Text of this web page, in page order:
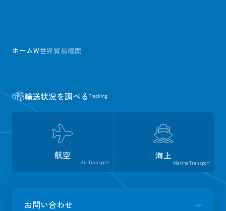
ホームW世界貿易機関
輸送状況を調べる Tracking
航空
Air Transport
海上
Marine Transport
お問い合わせ